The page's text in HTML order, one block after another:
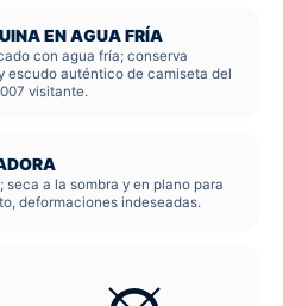
EN AGUA FRÍA
con agua fría; conserva
escudo auténtico de camiseta del
visitante.
seca a la sombra y en plano para
deformaciones indeseadas.